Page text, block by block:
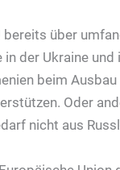
über
der Ukraine
beim
Oder
nicht aus